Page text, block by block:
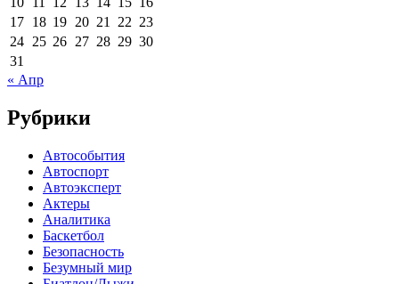
17 18 19 20 21 22 23
24 25 26 27 28 29 30
31
« Апр
Рубрики
Автособытия
Автоспорт
Автоэксперт
Актеры
Аналитика
Баскетбол
Безопасность
Безумный мир